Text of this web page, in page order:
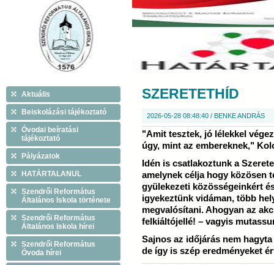
Aktuális
Beiskolázási tájékoztató
Óvodai beíratási
tájékoztató
Pályázatok
HATÁRTALANUL
Szendrői Református
Általános Iskola története
Szendrői Református
Általános Iskola hírei
Szendrői Református
Óvoda hírei
SZERETETHÍD
2026-05-28 08:48:40 / BENKE ANDRÁS
"Amit tesztek, jó lélekkel
úgy, mint az embereknek,"
Idén is csatlakoztunk a
amelynek célja hogy közösen
gyülekezeti közösségeinkért
igyekeztünk vidáman, több
megvalósítani. Ahogyan az
felkiáltójellé! – vagyis
Sajnos az időjárás nem
de így is szép eredményeket